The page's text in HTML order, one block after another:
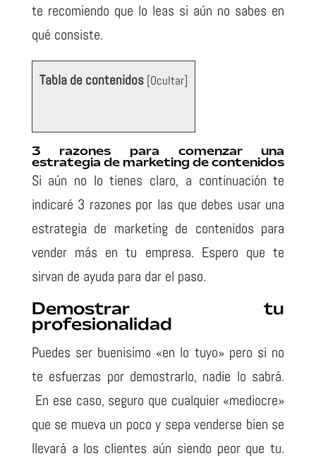
te recomiendo que lo leas si aún no sabes en
qué consiste.
Tabla de contenidos [Ocultar]
3 razones para comenzar una
estrategia de marketing de contenidos
Si aún no lo tienes claro, a continuación te
indicaré 3 razones por las que debes usar una
estrategia de marketing de contenidos para
vender más en tu empresa. Espero que te
sirvan de ayuda para dar el paso.
Demostrar tu
profesionalidad
Puedes ser buenisimo «en lo tuyo» pero si no
te esfuerzas por demostrarlo, nadie lo sabrá.
En ese caso, seguro que cualquier «mediocre»
que se mueva un poco y sepa venderse bien se
llevará a los clientes aún siendo peor que tu.